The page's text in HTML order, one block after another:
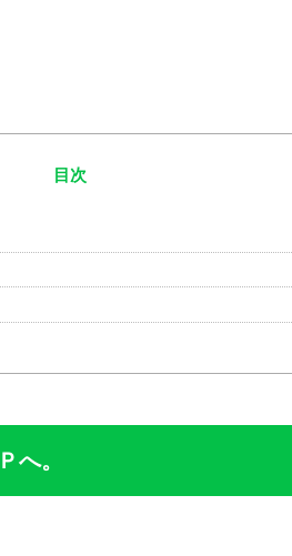
目次
へ。